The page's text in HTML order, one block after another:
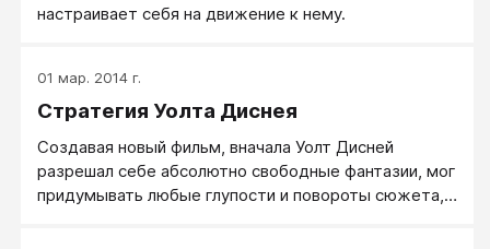
настраивает себя на движение к нему.
01 мар. 2014 г.
Стратегия Уолта Диснея
Создавая новый фильм, вначала Уолт Дисней
разрешал себе абсолютно свободные фантазии, мог
придумывать любые глупости и повороты сюжета,